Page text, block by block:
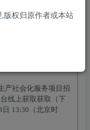
产社会化服务项目 招
线上获取获取（下
日 13:30 （北京时
版权归原作者或本站